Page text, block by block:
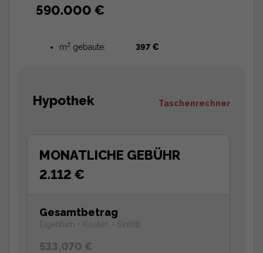
590.000 €
m2 gebaute: 397 €
Hypothek Taschenrechner
MONATLICHE GEBÜHR
2.112 €
Gesamtbetrag
Eigentum + Kosten - Eintritt
533.070 €